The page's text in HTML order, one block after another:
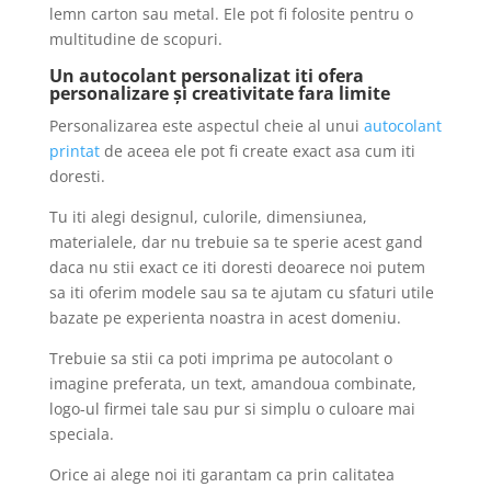
lemn carton sau metal. Ele pot fi folosite pentru o
multitudine de scopuri.
Un autocolant personalizat iti ofera
personalizare și creativitate fara limite
Personalizarea este aspectul cheie al unui autocolant
printatde aceea ele pot fi create exact asa cum iti
doresti.
Tu iti alegi designul, culorile, dimensiunea,
materialele, dar nu trebuie sa te sperie acest gand
daca nu stii exact ce iti doresti deoarece noi putem
sa iti oferim modele sau sa te ajutam cu sfaturi utile
bazate pe experienta noastra in acest domeniu.
Trebuie sa stii ca poti imprima pe autocolant o
imagine preferata, un text, amandoua combinate,
logo-ul firmei tale sau pur si simplu o culoare mai
speciala.
Orice ai alege noi iti garantam ca prin calitatea